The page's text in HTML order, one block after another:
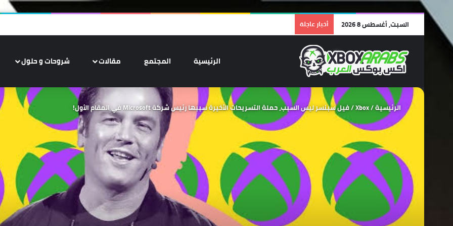
السبت, أغسطس 8 2026 أخبار عاجلة
الرئيسية المجتمع مقالات شروحات و حلول
الرئيسية/
Xbox
/فيل سبنسر ليس السبب، حملة التسريحات الأخيرة سببها رئيس شركة Microsoft في المقام الأول!